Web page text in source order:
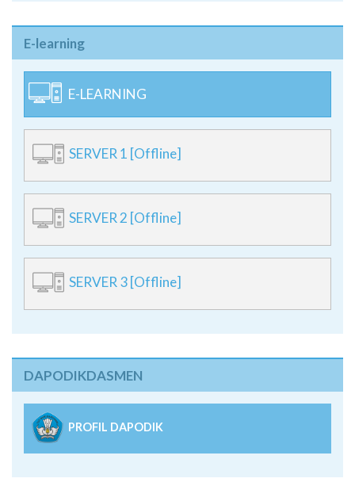
E-learning
E-LEARNING
SERVER 1 [Offline]
SERVER 2 [Offline]
SERVER 3 [Offline]
DAPODIKDASMEN
PROFIL DAPODIK